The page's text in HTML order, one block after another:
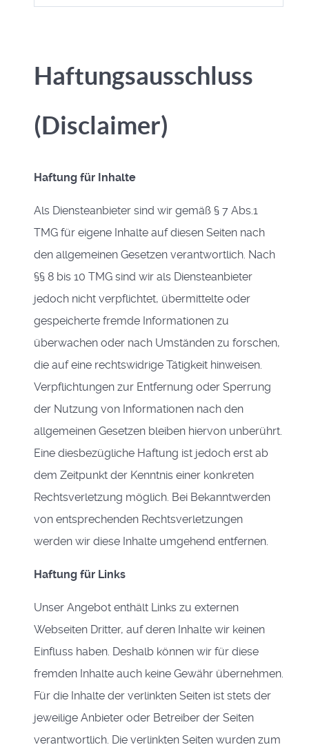
Haftungsausschluss
(Disclaimer)
Haftung für Inhalte
Als Diensteanbieter sind wir gemäß § 7 Abs.1
TMG für eigene Inhalte auf diesen Seiten nach
den allgemeinen Gesetzen verantwortlich. Nach
§§ 8 bis 10 TMG sind wir als Diensteanbieter
jedoch nicht verpflichtet, übermittelte oder
gespeicherte fremde Informationen zu
überwachen oder nach Umständen zu forschen,
die auf eine rechtswidrige Tätigkeit hinweisen.
Verpflichtungen zur Entfernung oder Sperrung
der Nutzung von Informationen nach den
allgemeinen Gesetzen bleiben hiervon unberührt.
Eine diesbezügliche Haftung ist jedoch erst ab
dem Zeitpunkt der Kenntnis einer konkreten
Rechtsverletzung möglich. Bei Bekanntwerden
von entsprechenden Rechtsverletzungen
werden wir diese Inhalte umgehend entfernen.
Haftung für Links
Unser Angebot enthält Links zu externen
Webseiten Dritter, auf deren Inhalte wir keinen
Einfluss haben. Deshalb können wir für diese
fremden Inhalte auch keine Gewähr übernehmen.
Für die Inhalte der verlinkten Seiten ist stets der
jeweilige Anbieter oder Betreiber der Seiten
verantwortlich. Die verlinkten Seiten wurden zum